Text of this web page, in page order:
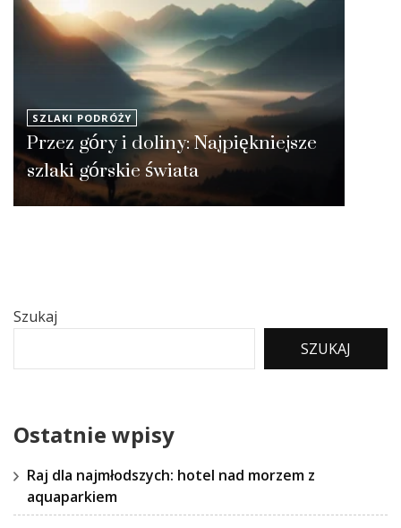
SZLAKI PODRÓŻY
Przez góry i doliny: Najpiękniejsze
szlaki górskie świata
Szukaj
SZUKAJ
Ostatnie wpisy
Raj dla najmłodszych: hotel nad morzem z
aquaparkiem